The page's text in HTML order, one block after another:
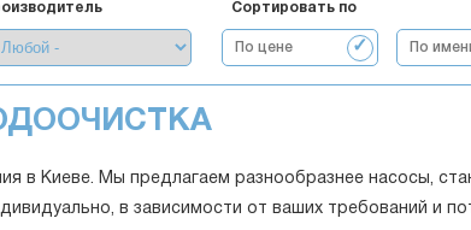
Сортировать по
По цене По
в Киеве. Мы предлагаем разнообразнее насосы,
в зависимости от ваших требований и